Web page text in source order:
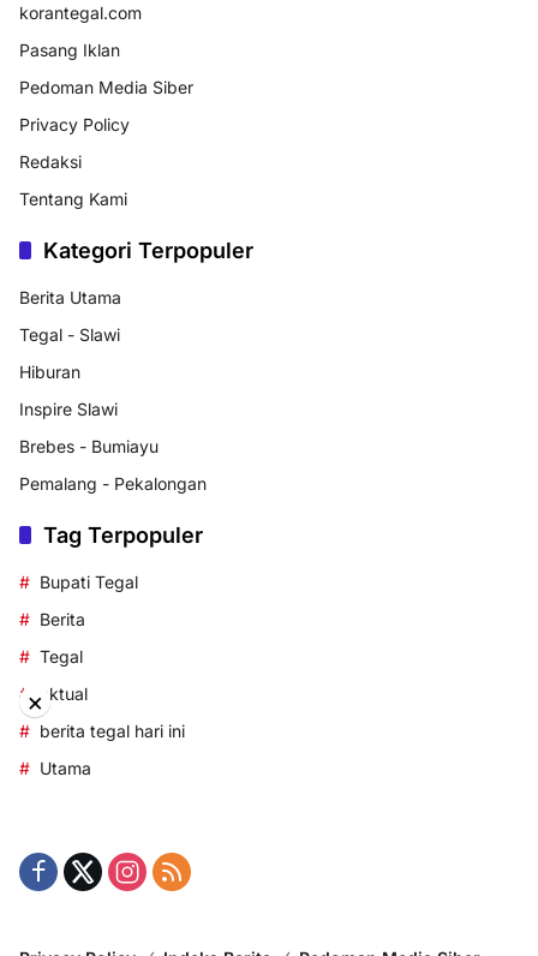
korantegal.com
Pasang Iklan
Pedoman Media Siber
Privacy Policy
Redaksi
Tentang Kami
Kategori Terpopuler
Berita Utama
Tegal - Slawi
Hiburan
Inspire Slawi
Brebes - Bumiayu
Pemalang - Pekalongan
Tag Terpopuler
Bupati Tegal
Berita
Tegal
aktual
berita tegal hari ini
Utama
×